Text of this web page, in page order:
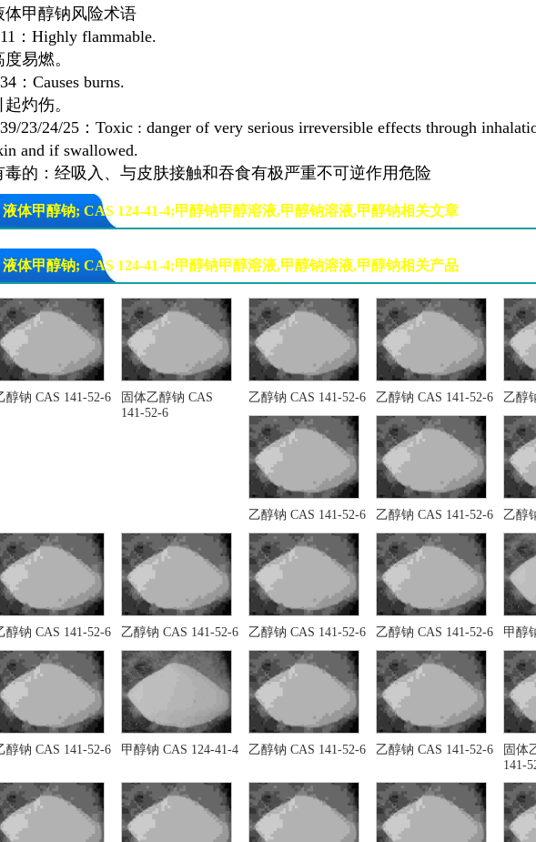
体甲醇钠风险术语
：Highly flammable.
度易燃。
：Causes burns.
起灼伤。
23/24/25：Toxic : danger of very serious irreversible effects through
and if swallowed.
毒的：经吸入、与皮肤接触和吞食有极严重不可逆作用危险
液体甲醇钠; CAS 124-41-4;甲醇钠甲醇溶液,甲醇钠溶液,甲醇钠相关文章
液体甲醇钠; CAS 124-41-4;甲醇钠甲醇溶液,甲醇钠溶液,甲醇钠相关产品
醇钠 CAS 141-52-6
固体乙醇钠 CAS
141-52-6
乙醇钠 CAS 141-52-6 乙醇钠 CAS 141-52-6 乙醇
乙醇钠 CAS 141-52-6 乙醇钠 CAS 141-52-6 乙醇
醇钠 CAS 141-52-6 乙醇钠 CAS 141-52-6 乙醇钠 CAS 141-52-6 乙醇钠 CAS 141-52-6 甲醇
醇钠 CAS 141-52-6 甲醇钠 CAS 124-41-4 乙醇钠 CAS 141-52-6 乙醇钠 CAS 141-52-6
固体
141-